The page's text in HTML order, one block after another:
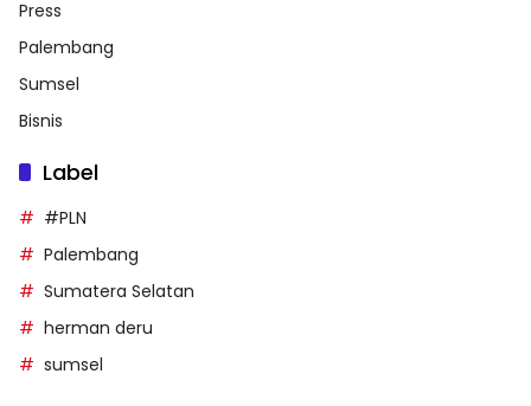
Press
Palembang
Sumsel
Bisnis
Label
#PLN
Palembang
Sumatera Selatan
herman deru
sumsel